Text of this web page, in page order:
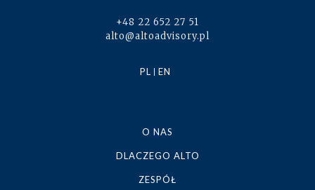
+48 22 652 27 51
alto@altoadvisory.pl
PL EN
O NAS
DLACZEGO ALTO
ZESPÓŁ